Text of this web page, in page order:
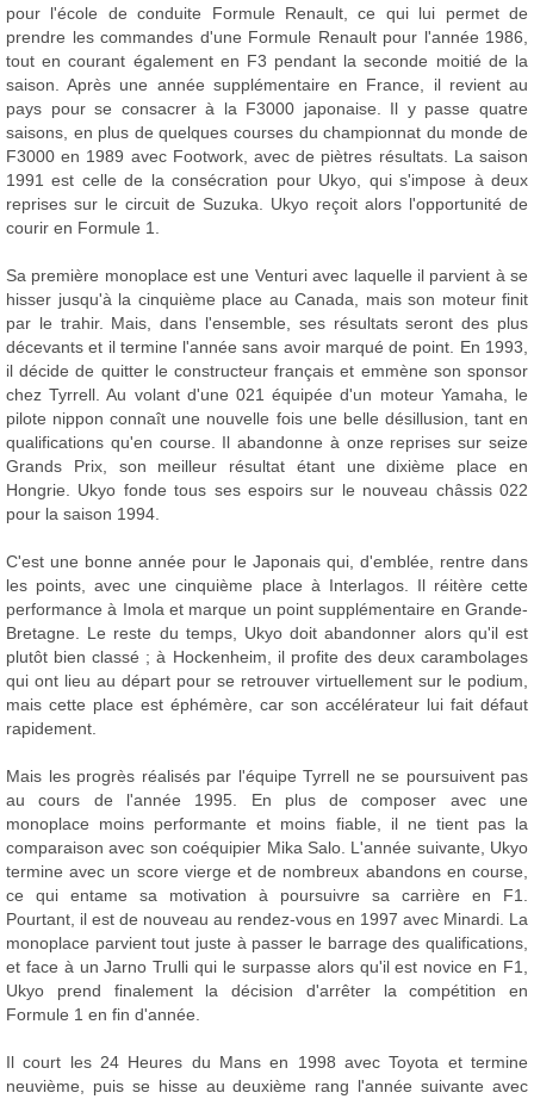
pour l'école de conduite Formule Renault, ce qui lui permet de
prendre les commandes d'une Formule Renault pour l'année 1986,
tout en courant également en F3 pendant la seconde moitié de la
saison. Après une année supplémentaire en France, il revient au
pays pour se consacrer à la F3000 japonaise. Il y passe quatre
saisons, en plus de quelques courses du championnat du monde de
F3000 en 1989 avec Footwork, avec de piètres résultats. La saison
1991 est celle de la consécration pour Ukyo, qui s'impose à deux
reprises sur le circuit de Suzuka. Ukyo reçoit alors l'opportunité de
courir en Formule 1.
Sa première monoplace est une Venturi avec laquelle il parvient à se
hisser jusqu'à la cinquième place au Canada, mais son moteur finit
par le trahir. Mais, dans l'ensemble, ses résultats seront des plus
décevants et il termine l'année sans avoir marqué de point. En 1993,
il décide de quitter le constructeur français et emmène son sponsor
chez Tyrrell. Au volant d'une 021 équipée d'un moteur Yamaha, le
pilote nippon connaît une nouvelle fois une belle désillusion, tant en
qualifications qu'en course. Il abandonne à onze reprises sur seize
Grands Prix, son meilleur résultat étant une dixième place en
Hongrie. Ukyo fonde tous ses espoirs sur le nouveau châssis 022
pour la saison 1994.
C'est une bonne année pour le Japonais qui, d'emblée, rentre dans
les points, avec une cinquième place à Interlagos. Il réitère cette
performance à Imola et marque un point supplémentaire en Grande-
Bretagne. Le reste du temps, Ukyo doit abandonner alors qu'il est
plutôt bien classé ; à Hockenheim, il profite des deux carambolages
qui ont lieu au départ pour se retrouver virtuellement sur le podium,
mais cette place est éphémère, car son accélérateur lui fait défaut
rapidement.
Mais les progrès réalisés par l'équipe Tyrrell ne se poursuivent pas
au cours de l'année 1995. En plus de composer avec une
monoplace moins performante et moins fiable, il ne tient pas la
comparaison avec son coéquipier Mika Salo. L'année suivante, Ukyo
termine avec un score vierge et de nombreux abandons en course,
ce qui entame sa motivation à poursuivre sa carrière en F1.
Pourtant, il est de nouveau au rendez-vous en 1997 avec Minardi. La
monoplace parvient tout juste à passer le barrage des qualifications,
et face à un Jarno Trulli qui le surpasse alors qu'il est novice en F1,
Ukyo prend finalement la décision d'arrêter la compétition en
Formule 1 en fin d'année.
Il court les 24 Heures du Mans en 1998 avec Toyota et termine
neuvième, puis se hisse au deuxième rang l'année suivante avec